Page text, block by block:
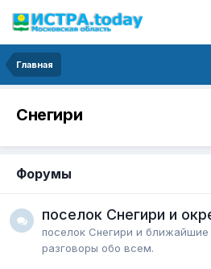
Главная
Снегири
Форумы
поселок Снегири и
поселок Снегири и ближайшие
разговоры обо всем.